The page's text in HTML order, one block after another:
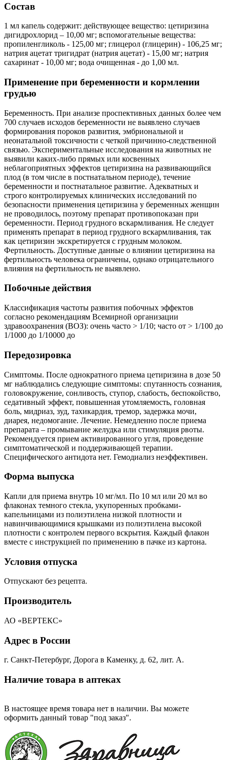
Состав
1 мл капель содержит: действующее вещество: цетиризина
дигидрохлорид – 10,00 мг; вспомогательные вещества:
пропиленгликоль - 125,00 мг; глицерол (глицерин) - 106,25 мг;
натрия ацетат тригидрат (натрия ацетат) - 15,00 мг; натрия
сахаринат - 10,00 мг; вода очищенная - до 1,00 мл.
Применение при беременности и кормлении
грудью
Беременность. При анализе проспективных данных более чем
700 случаев исходов беременности не выявлено случаев
формирования пороков развития, эмбриональной и
неонатальной токсичности с четкой причинно-следственной
связью. Экспериментальные исследования на животных не
выявили каких-либо прямых или косвенных
неблагоприятных эффектов цетиризина на развивающийся
плод (в том числе в постнатальном периоде), течение
беременности и постнатальное развитие. Адекватных и
строго контролируемых клинических исследований по
безопасности применения цетиризина у беременных женщин
не проводилось, поэтому препарат противопоказан при
беременности. Период грудного вскармливания. Не следует
применять препарат в период грудного вскармливания, так
как цетиризин экскретируется с грудным молоком.
Фертильность. Доступные данные о влиянии цетиризина на
фертильность человека ограничены, однако отрицательного
влияния на фертильность не выявлено.
Побочные действия
Классификация частоты развития побочных эффектов
согласно рекомендациям Всемирной организации
здравоохранения (ВОЗ): очень часто > 1/10; часто от > 1/100 до
1/1000 до 1/10000 до
Передозировка
Симптомы. После однократного приема цетиризина в дозе 50
мг наблюдались следующие симптомы: спутанность сознания,
головокружение, сонливость, ступор, слабость, беспокойство,
седативный эффект, повышенная утомляемость, головная
боль, мидриаз, зуд, тахикардия, тремор, задержка мочи,
диарея, недомогание. Лечение. Немедленно после приема
препарата – промывание желудка или стимуляция рвоты.
Рекомендуется прием активированного угля, проведение
симптоматической и поддерживающей терапии.
Специфического антидота нет. Гемодиализ неэффективен.
Форма выпуска
Капли для приема внутрь 10 мг/мл. По 10 мл или 20 мл во
флаконах темного стекла, укупоренных пробками-
капельницами из полиэтилена низкой плотности и
навинчивающимися крышками из полиэтилена высокой
плотности с контролем первого вскрытия. Каждый флакон
вместе с инструкцией по применению в пачке из картона.
Условия отпуска
Отпускают без рецепта.
Производитель
АО «ВЕРТЕКС»
Адрес в России
г. Санкт-Петербург, Дорога в Каменку, д. 62, лит. А.
Наличие товара в аптеках
В настоящее время товара нет в наличии. Вы можете
оформить данный товар "под заказ".